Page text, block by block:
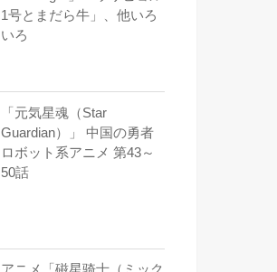
1号とまだら牛」、他いろ
いろ
「元気星魂（Star
Guardian）」 中国の勇者
ロボット系アニメ 第43～
50話
アニメ「磁星骑士（ミック